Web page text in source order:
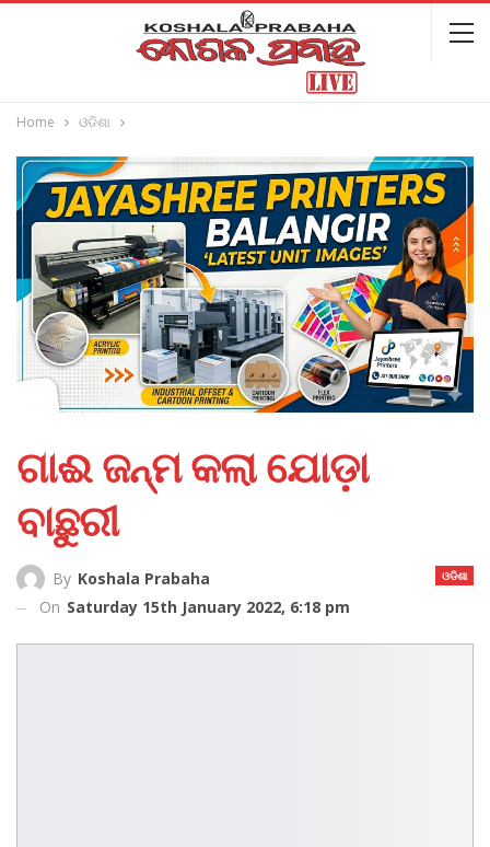
Home ଓଡିଶା
ଗାଈ ଜନ୍ମ କଲା ଯୋଡ଼ା
ବାଛୁରୀ
ଓଡିଶା
By Koshala Prabaha
On Saturday 15th January 2022, 6:18 pm